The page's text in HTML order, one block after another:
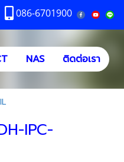
086-6701900
NAS ติดต่อเรา
IPC-